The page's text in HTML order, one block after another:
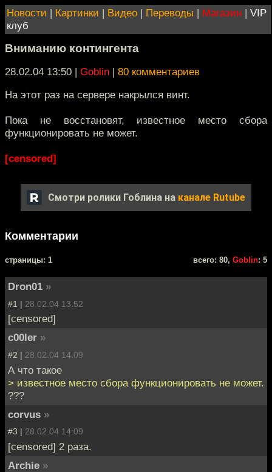
Новости | Картинки | Видео | Переводы | Магазин | VIP
клуб
Вниманию контингента
28.02.04 13:50 | Goblin | 80 комментариев
На этот раз на сервере накрылся винт.
Пока не восстановят, известное место сбора
функционировать не может.
[censored]
Смотри ролики Гоблина на канале Rutube
Комментарии
cтраницы: 1 всего: 80, Goblin: 5
Dron01 »
#1 | 28.02.04 13:52
[censored]
c00ler »
#2 | 28.02.04 14:09
А что такое
> известное место сбора функционировать не может.
???
corvus »
#3 | 28.02.04 14:09
[censored] 2 раза.
Archie »